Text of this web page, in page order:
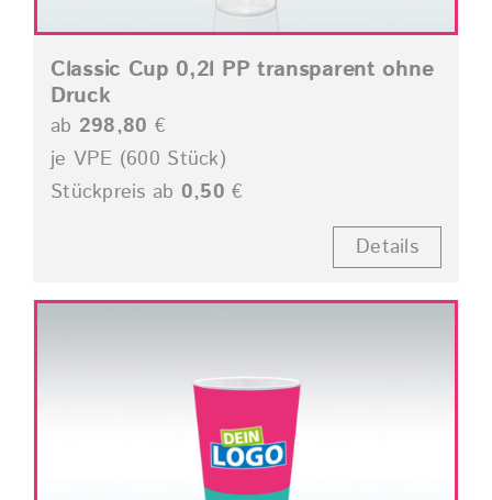
Classic Cup 0,2l PP transparent ohne
Druck
ab 298,80 €
je VPE (600 Stück)
Stückpreis ab 0,50 €
Details